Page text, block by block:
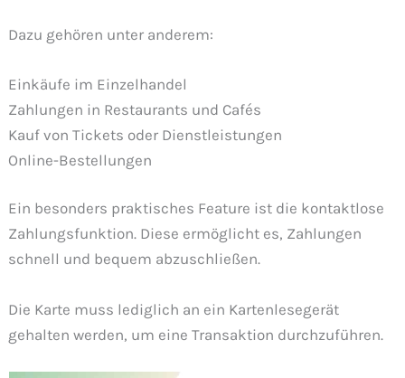
Dazu gehören unter anderem:
Einkäufe im Einzelhandel
Zahlungen in Restaurants und Cafés
Kauf von Tickets oder Dienstleistungen
Online-Bestellungen
Ein besonders praktisches Feature ist die kontaktlose
Zahlungsfunktion. Diese ermöglicht es, Zahlungen
schnell und bequem abzuschließen.
Die Karte muss lediglich an ein Kartenlesegerät
gehalten werden, um eine Transaktion durchzuführen.